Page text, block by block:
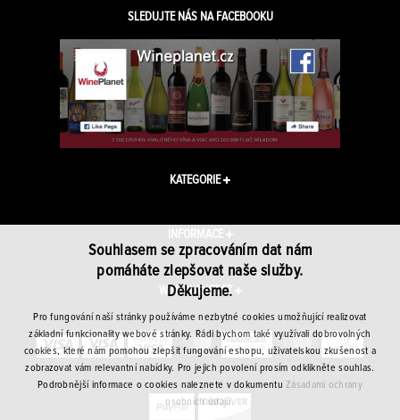
SLEDUJTE NÁS NA FACEBOOKU
KATEGORIE
INFORMACE
WINEPLANET.CZ
Souhlasem se zpracováním dat nám
pomáháte zlepšovat naše služby.
Děkujeme.
Pro fungování naší stránky používáme nezbytné cookies umožňující realizovat
základní funkcionality webové stránky. Rádi bychom také využívali dobrovolných
cookies, které nám pomohou zlepšit fungování eshopu, uživatelskou zkušenost a
zobrazovat vám relevantní nabídky. Pro jejich povolení prosím odklikněte souhlas.
Podrobnější informace o cookies naleznete v dokumentuZásadami ochrany
osobních údajů.